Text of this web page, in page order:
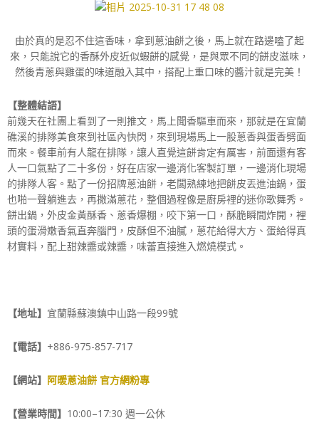
由於真的是忍不住這香味，拿到蔥油餅之後，馬上就在路邊嗑了起
來，只能說它的香酥外皮近似蝦餅的感覺，是與眾不同的餅皮滋味，
然後青蔥與雞蛋的味道融入其中，搭配上重口味的醬汁就是完美！
【整體結語】
前幾天在社團上看到了一則推文，馬上聞香驅車而來，那就是在宜蘭
礁溪的排隊美食來到社區內快閃，來到現場馬上一股蔥香與蛋香劈面
而來。餐車前有人龍在排隊，讓人直覺這餅肯定有厲害，前面還有客
人一口氣點了二十多份，好在店家一邊消化客製訂單，一邊消化現場
的排隊人客。點了一份招牌蔥油餅，老闆熟練地把餅皮丟進油鍋，蛋
也啪一聲躺進去，再撒滿蔥花，整個過程像是廚房裡的迷你歌舞秀。
餅出鍋，外皮金黃酥香、蔥香爆棚，咬下第一口，酥脆瞬間炸開，裡
頭的蛋滑嫩香氣直奔腦門，皮酥但不油膩，蔥花給得大方、蛋給得真
材實料，配上甜辣醬或辣醬，味蕾直接進入燃燒模式。
【地址】 宜蘭縣蘇澳鎮中山路一段99號
【電話】 +886-975-857-717
【網站】 阿暖蔥油餅 官方網粉專
【營業時間】 10:00–17:30 週一公休